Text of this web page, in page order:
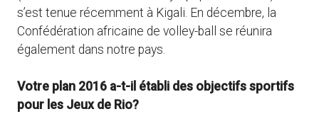
s’est tenue récemment à Kigali. En décembre, la
Confédération africaine de volley-ball se réunira
également dans notre pays.
Votre plan 2016 a-t-il établi des objectifs sportifs
pour les Jeux de Rio?